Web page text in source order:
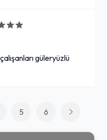
güleryüzlü
5 6